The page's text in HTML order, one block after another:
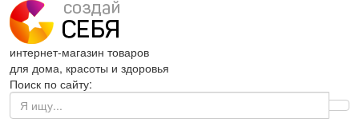
интернет-магазин товаров
для дома, красоты и здоровья
Поиск по сайту: